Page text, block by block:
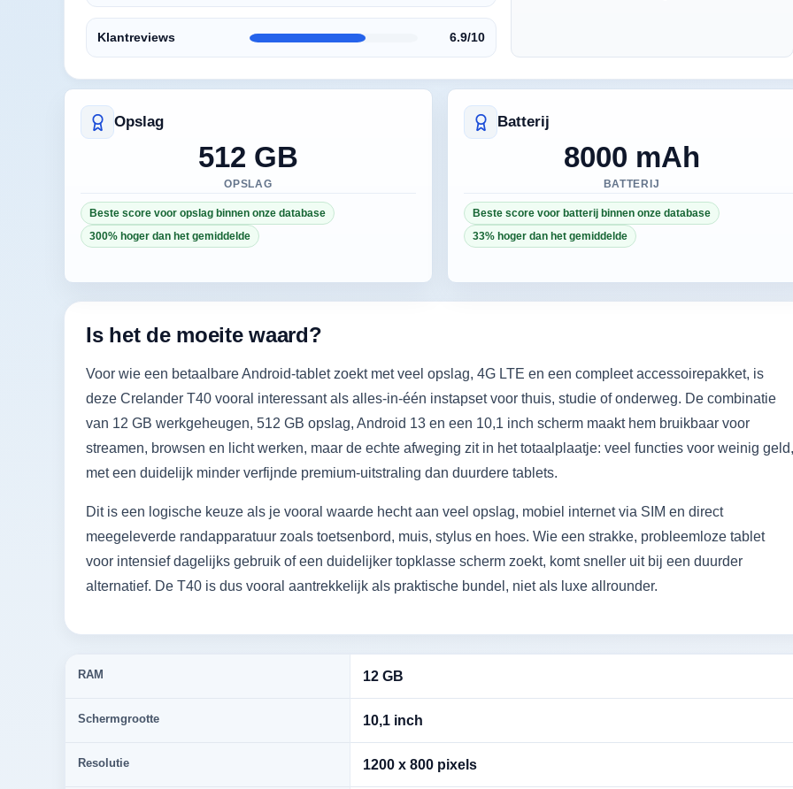
Klantreviews 6.9/10
Opslag
512 GB
OPSLAG
Beste score voor opslag binnen onze database
300% hoger dan het gemiddelde
Batterij
8000 mAh
BATTERIJ
Beste score voor batterij binnen onze database
33% hoger dan het gemiddelde
Is het de moeite waard?
Voor wie een betaalbare Android-tablet zoekt met veel opslag, 4G LTE en een compleet accessoirepakket, is
deze Crelander T40 vooral interessant als alles-in-één instapset voor thuis, studie of onderweg. De combinatie
van 12 GB werkgeheugen, 512 GB opslag, Android 13 en een 10,1 inch scherm maakt hem bruikbaar voor
streamen, browsen en licht werken, maar de echte afweging zit in het totaalplaatje: veel functies voor weinig geld,
met een duidelijk minder verfijnde premium-uitstraling dan duurdere tablets.
Dit is een logische keuze als je vooral waarde hecht aan veel opslag, mobiel internet via SIM en direct
meegeleverde randapparatuur zoals toetsenbord, muis, stylus en hoes. Wie een strakke, probleemloze tablet
voor intensief dagelijks gebruik of een duidelijker topklasse scherm zoekt, komt sneller uit bij een duurder
alternatief. De T40 is dus vooral aantrekkelijk als praktische bundel, niet als luxe allrounder.
RAM 12 GB
Schermgrootte 10,1 inch
Resolutie 1200 x 800 pixels